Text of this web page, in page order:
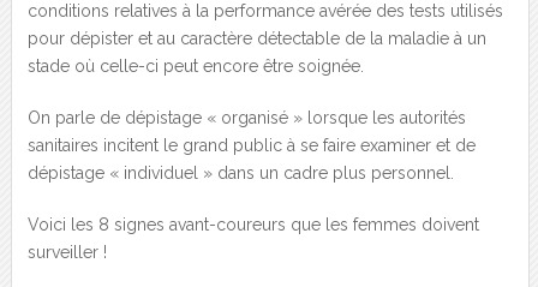
conditions relatives à la performance avérée des tests utilisés
pour dépister et au caractère détectable de la maladie à un
stade où celle-ci peut encore être soignée.
On parle de dépistage « organisé » lorsque les autorités
sanitaires incitent le grand public à se faire examiner et de
dépistage « individuel » dans un cadre plus personnel.
Voici les 8 signes avant-coureurs que les femmes doivent
surveiller !